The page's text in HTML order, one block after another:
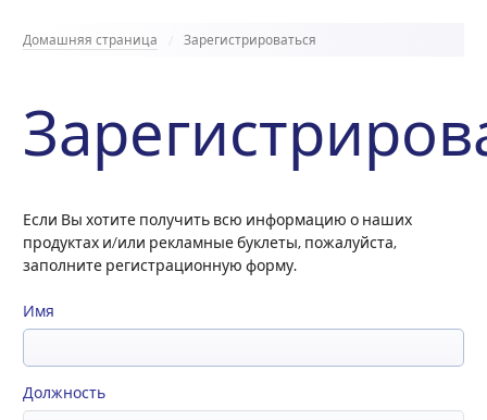
Домашняя страница Зарегистрироваться
Если Вы хотите получить всю информацию о наших
продуктах и/или рекламные буклеты, пожалуйста,
заполните регистрационную форму.
Имя
Должность